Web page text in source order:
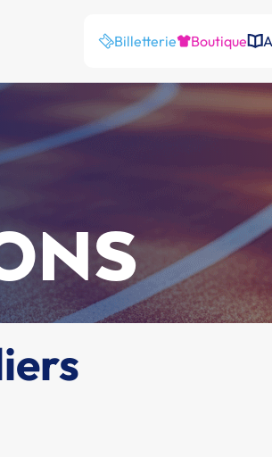
Billetterie Boutique